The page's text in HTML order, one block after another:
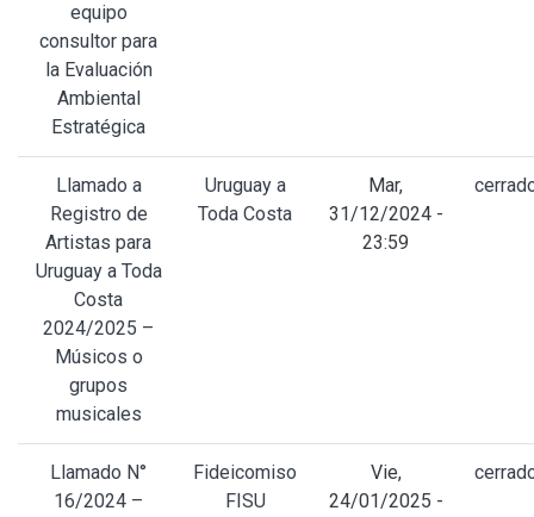
equipo
consultor para
la Evaluación
Ambiental
Estratégica
Llamado a
Registro de
Artistas para
Uruguay a Toda
Costa
2024/2025 –
Músicos o
grupos
musicales
Uruguay a
Toda Costa
Mar,
31/12/2024 -
23:59
Llamado N°
16/2024 –
Fideicomiso
FISU
Vie,
24/01/2025 -